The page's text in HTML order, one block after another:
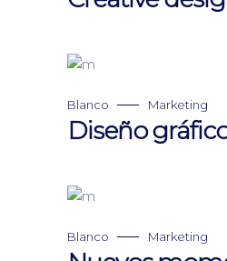
Blanco Marketing
Diseño
Blanco Marketing